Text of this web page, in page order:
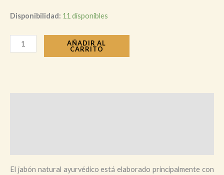
Disponibilidad: 11 disponibles
AÑADIR AL
CARRITO
El jabón natural ayurvédico está elaborado principalmente con